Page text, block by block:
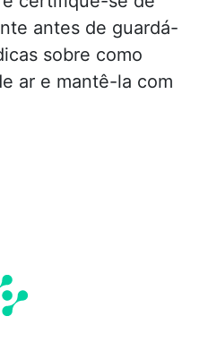
antes de guardá-
sobre como
ar e mantê-la com